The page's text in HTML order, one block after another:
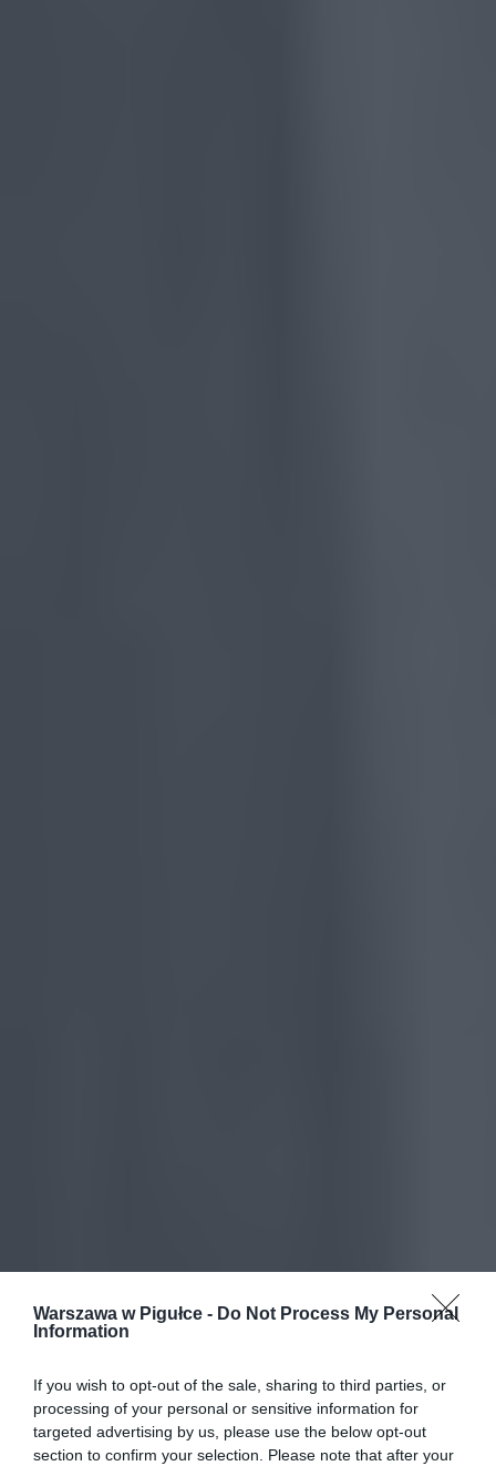
Warszawa w Pigułce - Do Not Process My Personal
Information
If you wish to opt-out of the sale, sharing to third parties, or
processing of your personal or sensitive information for
targeted advertising by us, please use the below opt-out
section to confirm your selection. Please note that after your